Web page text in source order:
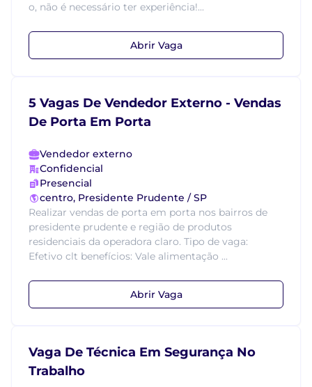
o, não é necessário ter experiência!...
Abrir Vaga
5 Vagas De Vendedor Externo - Vendas
De Porta Em Porta
Vendedor externo
Confidencial
Presencial
centro, Presidente Prudente / SP
Realizar vendas de porta em porta nos bairros de
presidente prudente e região de produtos
residenciais da operadora claro. Tipo de vaga:
Efetivo clt benefícios: Vale alimentação ...
Abrir Vaga
Vaga De Técnica Em Segurança No
Trabalho